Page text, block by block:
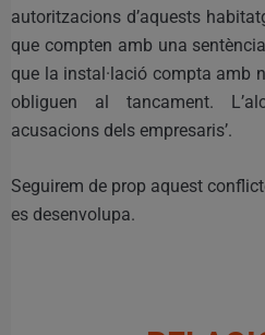
autoritzacions d’aquests
que compten amb una
que la instal·lació compta amb
obliguen al tancament.
acusacions dels empresaris’.
Seguirem de prop aquest
es desenvolupa.